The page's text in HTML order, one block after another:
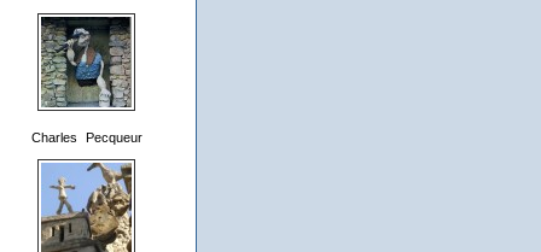
Charles Pecqueur